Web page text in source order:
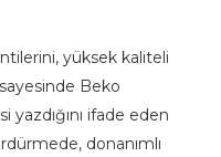
yüksek kaliteli
Beko
yazdığını ifade eden
donanımlı